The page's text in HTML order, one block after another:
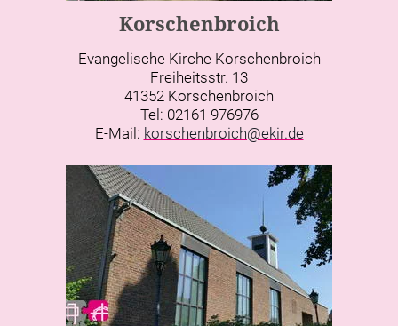
Korschenbroich
Evangelische Kirche Korschenbroich
Freiheitsstr. 13
41352 Korschenbroich
Tel: 02161 976976
E-Mail: korschenbroich@ekir.de